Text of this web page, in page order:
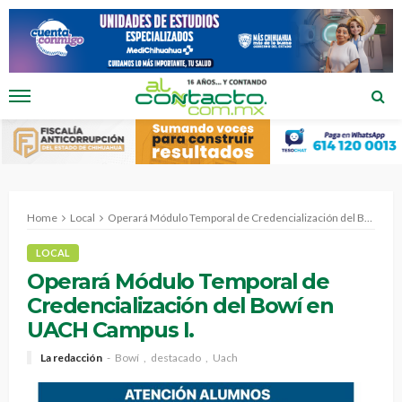
Home Local Operará Módulo Temporal de Credencialización del Bowí en UACH Campus I.
LOCAL
Operará Módulo Temporal de
Credencialización del Bowí en
UACH Campus I.
La redacción Bowí destacado Uach